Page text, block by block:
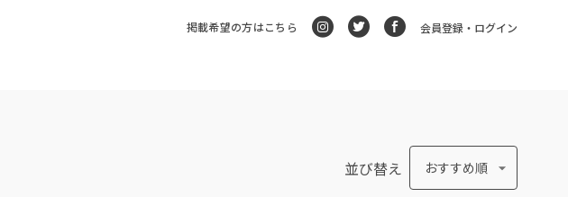
掲載希望の方はこちら 会員登録・ログイン
並び替え おすすめ順